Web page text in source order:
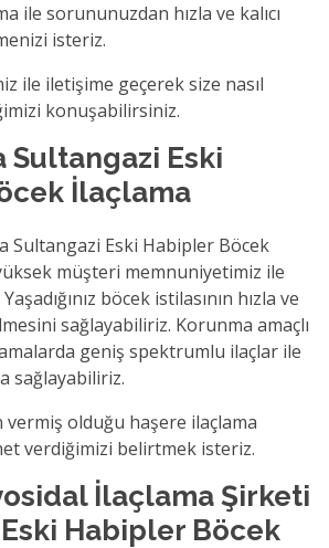
ile sorununuzdan hızla ve kalıcı
isteriz.
ile iletişime geçerek size nasıl
konuşabilirsiniz.
Sultangazi Eski
İlaçlama
Sultangazi Eski Habipler Böcek
müşteri memnuniyetimiz ile
böcek istilasının hızla ve
sağlayabiliriz. Korunma amaçlı
geniş spektrumlu ilaçlar ile
sağlayabiliriz.
vermiş olduğu haşere ilaçlama
verdiğimizi belirtmek isteriz.
İlaçlama Şirketi
Habipler Böcek